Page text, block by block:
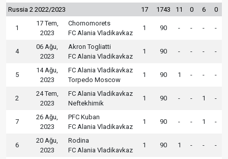
Russia 2 2022/2023 17 1743 11 0 6 0
1
17 Tem,
2023
Chornomorets
FC Alania Vladikavkaz
1 90 - - - -
4
06 Ağu,
2023
Akron Togliatti
FC Alania Vladikavkaz
1 90 - - - -
5
14 Ağu,
2023
FC Alania Vladikavkaz
Torpedo Moscow
1 90 1 - - -
2
24 Tem,
2023
FC Alania Vladikavkaz
Neftekhimik
1 90 - - 1 -
7
26 Ağu,
2023
PFC Kuban
FC Alania Vladikavkaz
1 90 - - 1 -
6
20 Ağu,
2023
Rodina
FC Alania Vladikavkaz
1 90 1 - - -